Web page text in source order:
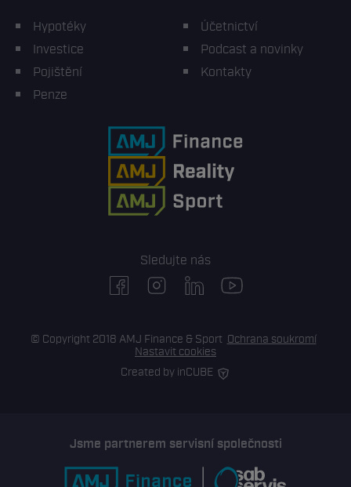
Hypotéky
Investice
Pojištění
Penze
Účetnictví
Podcast a novinky
Kontakty
Sledujte nás
facebookinstagramlinkedin
© Copyright 2018 AMJ Finance & Sport Ochrana soukromí
Nastavit cookies
Created by inCUBE
Jsme partnerem servisní společnosti